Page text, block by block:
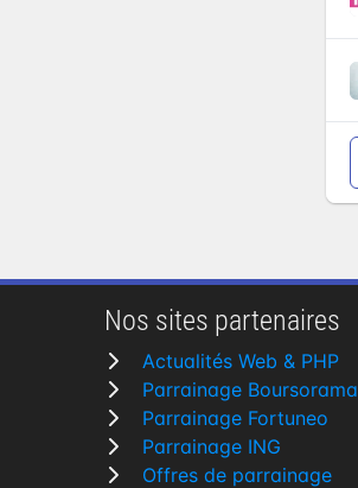
Nos sites partenaires
Actualités Web & PHP
Parrainage Boursorama
Parrainage Fortuneo
Parrainage ING
Offres de parrainage